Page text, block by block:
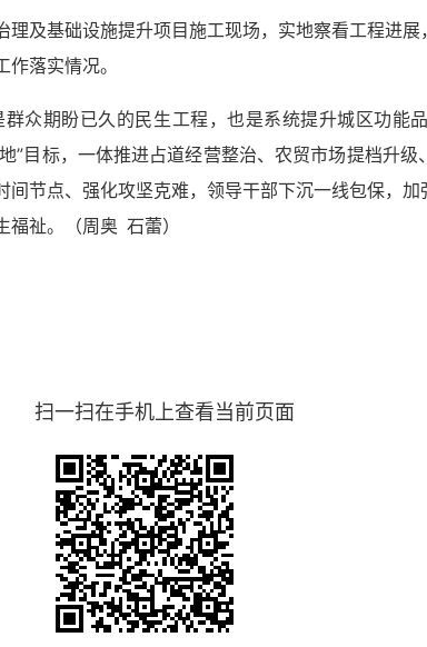
及基础设施提升项目施工现场，实地察看工程进
落实情况。
众期盼已久的民生工程，也是系统提升城区功能
”目标，一体推进占道经营整治、农贸市场提档升
节点、强化攻坚克难，领导干部下沉一线包保，
福祉。（周奥 石蕾）
扫一扫在手机上查看当前页面